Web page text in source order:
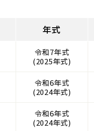
年式
令和7年式
(2025年式)
令和6年式
(2024年式)
令和6年式
(2024年式)